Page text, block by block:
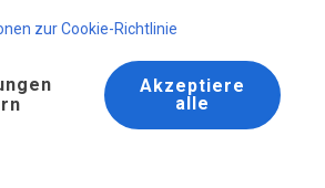
zur Cookie-Richtlinie
Akzeptiere
alle